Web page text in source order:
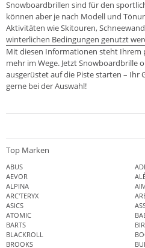
Snowboardbrillen sind für den
können aber je nach Modell und
Aktivitäten wie Skitouren,
winterlichen Bedingungen genutzt
Mit diesen Informationen steht Ihrem
mehr im Wege. Jetzt Snowboardbrille
ausgerüstet auf die Piste starten – Ihr
gerne bei der Auswahl!
Top Marken
ABUS
AEVOR
ALPINA
ARC'TERYX
ASICS
ATOMIC
BARTS
BLACKROLL
BROOKS